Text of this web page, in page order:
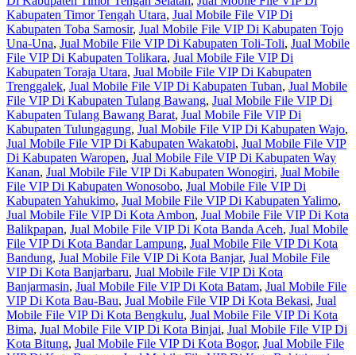
Kabupaten Timor Tengah Utara, Jual Mobile File VIP Di
Kabupaten Toba Samosir, Jual Mobile File VIP Di Kabupaten Tojo
Una-Una, Jual Mobile File VIP Di Kabupaten Toli-Toli, Jual Mobile
File VIP Di Kabupaten Tolikara, Jual Mobile File VIP Di
Kabupaten Toraja Utara, Jual Mobile File VIP Di Kabupaten
Trenggalek, Jual Mobile File VIP Di Kabupaten Tuban, Jual Mobile
File VIP Di Kabupaten Tulang Bawang, Jual Mobile File VIP Di
Kabupaten Tulang Bawang Barat, Jual Mobile File VIP Di
Kabupaten Tulungagung, Jual Mobile File VIP Di Kabupaten Wajo,
Jual Mobile File VIP Di Kabupaten Wakatobi, Jual Mobile File VIP
Di Kabupaten Waropen, Jual Mobile File VIP Di Kabupaten Way
Kanan, Jual Mobile File VIP Di Kabupaten Wonogiri, Jual Mobile
File VIP Di Kabupaten Wonosobo, Jual Mobile File VIP Di
Kabupaten Yahukimo, Jual Mobile File VIP Di Kabupaten Yalimo,
Jual Mobile File VIP Di Kota Ambon, Jual Mobile File VIP Di Kota
Balikpapan, Jual Mobile File VIP Di Kota Banda Aceh, Jual Mobile
File VIP Di Kota Bandar Lampung, Jual Mobile File VIP Di Kota
Bandung, Jual Mobile File VIP Di Kota Banjar, Jual Mobile File
VIP Di Kota Banjarbaru, Jual Mobile File VIP Di Kota
Banjarmasin, Jual Mobile File VIP Di Kota Batam, Jual Mobile File
VIP Di Kota Bau-Bau, Jual Mobile File VIP Di Kota Bekasi, Jual
Mobile File VIP Di Kota Bengkulu, Jual Mobile File VIP Di Kota
Bima, Jual Mobile File VIP Di Kota Binjai, Jual Mobile File VIP Di
Kota Bitung, Jual Mobile File VIP Di Kota Bogor, Jual Mobile File